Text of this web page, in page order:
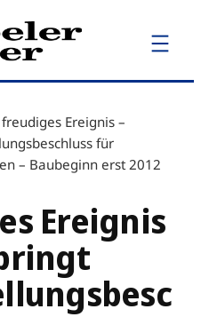
freudiges Ereignis –
für
– Baubeginn erst 2012
Ereignis